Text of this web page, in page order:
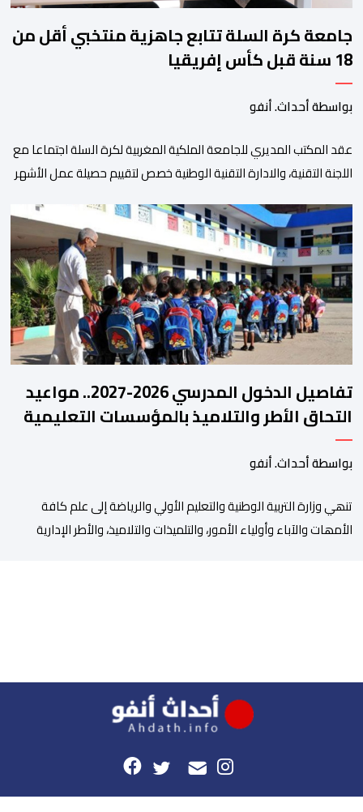
جامعة كرة السلة تتابع جاهزية منتخبي أقل من
18 سنة قبل كأس إفريقيا
بواسطة أحداث. أنفو
عقد المكتب المديري للجامعة الملكية المغربية لكرة السلة اجتماعا مع
اللجنة التقنية، والادارة التقنية الوطنية خصص لتقييم حصيلة عمل الأشهر
المنتخبات الوطنية خلال الفترة الأخيرة. وشهد الاجتماع تقديم عرض
مفصل حول مشاركة المنتخبين الوطنيين لأقل من 18 سنة، إناثا وذكورا،
من طرف اللجنة التقنية التي واكبت كل […]
تفاصيل الدخول المدرسي 2026-2027.. مواعيد
التحاق الأطر والتلاميذ بالمؤسسات التعليمية
بواسطة أحداث. أنفو
تنھي وزارة التربیة الوطنیة والتعلیم الأولي والریاضة إلى علم كافة
الأمھات والآباء وأولیاء الأمور، والتلمیذات والتلامیذ، والأطر الإداریة